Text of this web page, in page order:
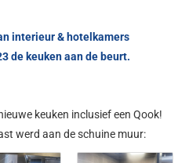
interieur & hotelkamers
de keuken aan de beurt.
keuken inclusief een Qook!
werd aan de schuine muur: